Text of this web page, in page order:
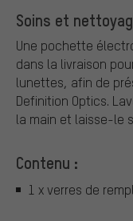
Soins et
Une pochette
dans la livraison
lunettes, afin de
Definition Optics.
la main et laisse-le
Contenu :
1 x verres de